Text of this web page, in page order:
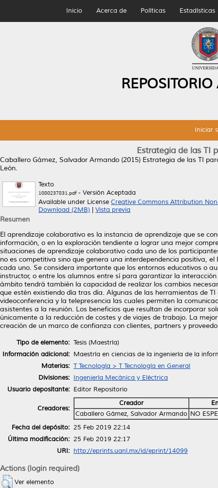
Inicio Acerca de Políticas Estadísticas
Iniciar
Estrategia de las TI
Caballero Gámez, Salvador Armando (2015) Estrategia de las TI
León.
Texto
1080237831.pdf- Versión Aceptada
Available under License Creative Commons Attribution
Download (2MB)
Vista previa
Resumen
El aprendizaje colaborativo es la instancia de aprendizaje que se
información, o en la exploración tendiente a lograr una mejor
situaciones de aprendizaje colaborativo cada uno de los
no es competitiva sino que genera una interdependencia positiva,
cada uno. Se considera importante que los entornos educativos o
instructor, o entre los alumnos entre sí para garantizar la
ámbito tendrá también la capacidad de realizar los cambios
que estén existiendo día tras día. Algunas de las herramientas de
videoconferencia y la telepresencia las cuales permiten la
asistentes a la reunión. Los beneficios que resultan de incorporar
únicamente a la reducción de costes y de viajes de trabajo. La
creación de un marco de confianza con clientes, partners y
Tipo de elemento: Tesis (Maestría)
Información adicional: Maestría en ciencias de la ingeniería de la
Materias: T Tecnología > T Tecnología en General
Divisiones: Ingeniería Mecánica y Eléctrica
Usuario depositante: Editor Repositorio
Creadores:
Creador
Caballero Gámez, Salvador Armando NO
Fecha del depósito: 25 Feb 2019 22:14
Última modificación: 25 Feb 2019 22:17
URI: http://eprints.uanl.mx/id/eprint/14099
Actions (login required)
Ver elemento